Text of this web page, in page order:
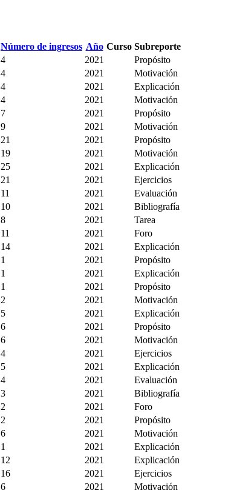
Número de ingresos Año Curso Subreporte
4 2021
Propósito
4 2021
Motivación
4 2021
Explicación
4 2021
Motivación
7 2021
Propósito
9 2021
Motivación
21 2021
Propósito
19 2021
Motivación
25 2021
Explicación
21 2021
Ejercicios
11 2021
Evaluación
10 2021
Bibliografía
8 2021
Tarea
11 2021
Foro
14 2021
Explicación
1 2021
Propósito
1 2021
Explicación
1 2021
Propósito
2 2021
Motivación
5 2021
Explicación
6 2021
Propósito
6 2021
Motivación
4 2021
Ejercicios
5 2021
Explicación
4 2021
Evaluación
3 2021
Bibliografía
2 2021
Foro
2 2021
Propósito
6 2021
Motivación
1 2021
Explicación
12 2021
Explicación
16 2021
Ejercicios
6 2021
Motivación